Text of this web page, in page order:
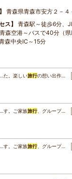
青森県青森市安方２－４
ス
青森駅～徒歩6分、
森空港～バスで40分（
森中央IC～15分
…た。楽しい旅行の想い出作…
…す。ご家族旅行、グループ…
…す。ご家族旅行、グループ…